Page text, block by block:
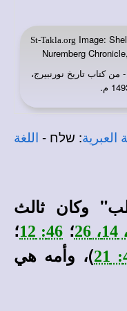
St-Takla.org Image:
Nuremberg
من كتاب تاريخ نورنبيرج،
العبرية: שלח - اللغة
وكان ثالث
؛ 46: 12 ؛
)، وأمه هي